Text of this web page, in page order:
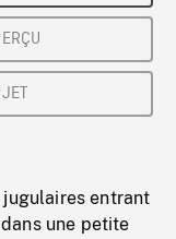
jugulaires entrant
une petite